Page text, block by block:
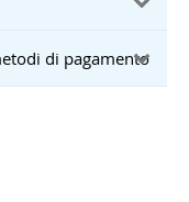
di pagamento